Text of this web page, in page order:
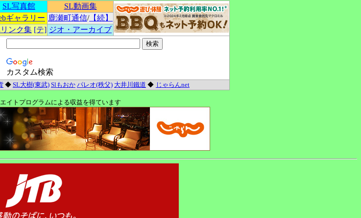
SL写真館
SL動画集
ギャラリー 鹿瀬町通信/【続】
ンク集 [テ] ジオ・アーカイブ
カスタム検索
◆ SL大樹(東武) Slもおか パレオ(秩父) 大井川鐵道 ◆ じゃらんnet
イトプログラムによる収益を得ています